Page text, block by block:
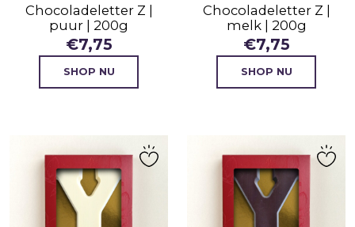
Chocoladeletter Z |
puur | 200g
€7,75
SHOP NU
Chocoladeletter Z |
melk | 200g
€7,75
SHOP NU